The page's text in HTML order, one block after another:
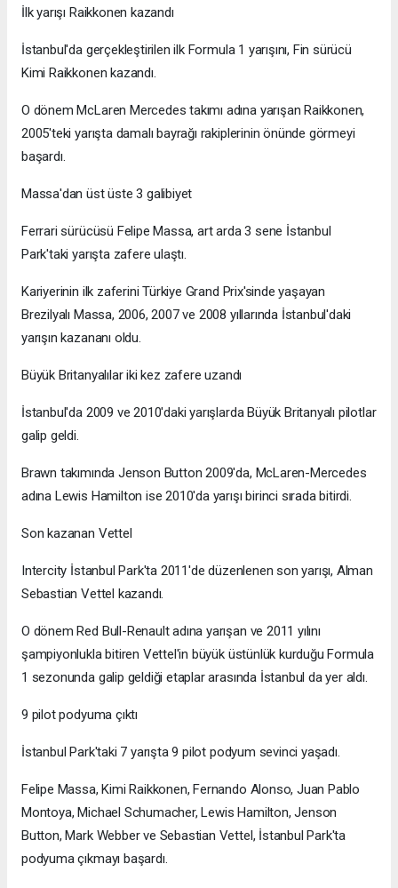
İlk yarışı Raikkonen kazandı
İstanbul'da gerçekleştirilen ilk Formula 1 yarışını, Fin sürücü
Kimi Raikkonen kazandı.
O dönem McLaren Mercedes takımı adına yarışan Raikkonen,
2005'teki yarışta damalı bayrağı rakiplerinin önünde görmeyi
başardı.
Massa'dan üst üste 3 galibiyet
Ferrari sürücüsü Felipe Massa, art arda 3 sene İstanbul
Park'taki yarışta zafere ulaştı.
Kariyerinin ilk zaferini Türkiye Grand Prix'sinde yaşayan
Brezilyalı Massa, 2006, 2007 ve 2008 yıllarında İstanbul'daki
yarışın kazananı oldu.
Büyük Britanyalılar iki kez zafere uzandı
İstanbul'da 2009 ve 2010'daki yarışlarda Büyük Britanyalı pilotlar
galip geldi.
Brawn takımında Jenson Button 2009'da, McLaren-Mercedes
adına Lewis Hamilton ise 2010'da yarışı birinci sırada bitirdi.
Son kazanan Vettel
Intercity İstanbul Park'ta 2011'de düzenlenen son yarışı, Alman
Sebastian Vettel kazandı.
O dönem Red Bull-Renault adına yarışan ve 2011 yılını
şampiyonlukla bitiren Vettel'in büyük üstünlük kurduğu Formula
1 sezonunda galip geldiği etaplar arasında İstanbul da yer aldı.
9 pilot podyuma çıktı
İstanbul Park'taki 7 yarışta 9 pilot podyum sevinci yaşadı.
Felipe Massa, Kimi Raikkonen, Fernando Alonso, Juan Pablo
Montoya, Michael Schumacher, Lewis Hamilton, Jenson
Button, Mark Webber ve Sebastian Vettel, İstanbul Park'ta
podyuma çıkmayı başardı.